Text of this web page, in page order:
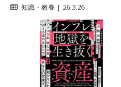
知識・教養 | 26.3.26